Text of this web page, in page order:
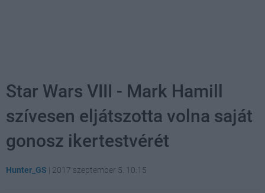
Star Wars VIII - Mark Hamill
szívesen eljátszotta volna saját
gonosz ikertestvérét
Hunter_GS | 2017 szeptember 5. 10:15